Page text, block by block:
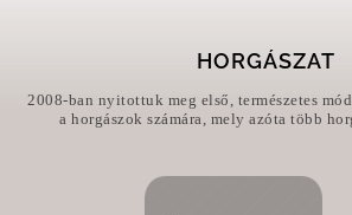
HORGÁSZAT
2008-ban nyitottuk meg első, természetes
a horgászok számára, mely azóta több